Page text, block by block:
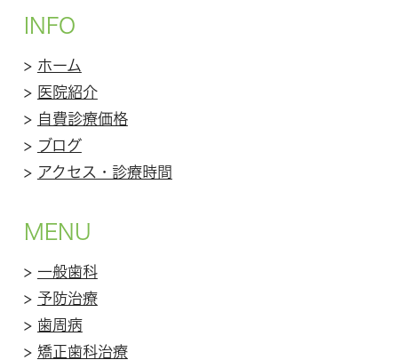
INFO
> ホーム
> 医院紹介
> 自費診療価格
> ブログ
> アクセス・診療時間
MENU
> 一般歯科
> 予防治療
> 歯周病
> 矯正歯科治療